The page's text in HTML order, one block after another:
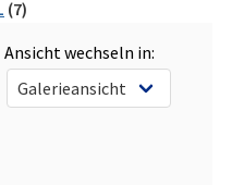
(7)
Ansicht wechseln in: